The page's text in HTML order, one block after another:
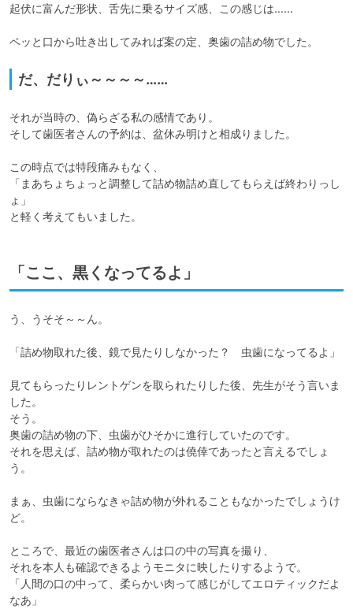
起伏に富んだ形状、舌先に乗るサイズ感、この感じは……
ペッと口から吐き出してみれば案の定、奥歯の詰め物でした。
だ、だりぃ～～～～……
それが当時の、偽らざる私の感情であり。
そして歯医者さんの予約は、盆休み明けと相成りました。
この時点では特段痛みもなく、
「まあちょちょっと調整して詰め物詰め直してもらえば終わりっし
ょ」
と軽く考えてもいました。
「ここ、黒くなってるよ」
う、うそそ～～ん。
「詰め物取れた後、鏡で見たりしなかった？　虫歯になってるよ」
見てもらったりレントゲンを取られたりした後、先生がそう言いま
した。
そう。
奥歯の詰め物の下、虫歯がひそかに進行していたのです。
それを思えば、詰め物が取れたのは僥倖であったと言えるでしょ
う。
まぁ、虫歯にならなきゃ詰め物が外れることもなかったでしょうけ
ど。
ところで、最近の歯医者さんは口の中の写真を撮り、
それを本人も確認できるようモニタに映したりするようで。
「人間の口の中って、柔らかい肉って感じがしてエロティックだよ
なあ」